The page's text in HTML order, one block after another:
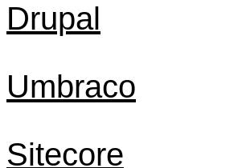
Drupal
Umbraco
Sitecore